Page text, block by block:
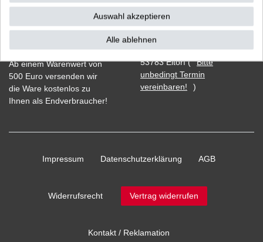
Ab einem Warenwert von
500 Euro versenden wir
die Ware kostenlos zu
Ihnen als Endverbraucher!
Vorkasse
Barzahlung bei Abholung in
53783 Eitorf (
Bitte
unbedingt Termin
vereinbaren!
)
Impressum Daten­schutz­erklärung AGB
Widerrufs­recht Vertrag widerrufen
Kontakt / Reklamation
Auswahl akzeptieren
Alle ablehnen